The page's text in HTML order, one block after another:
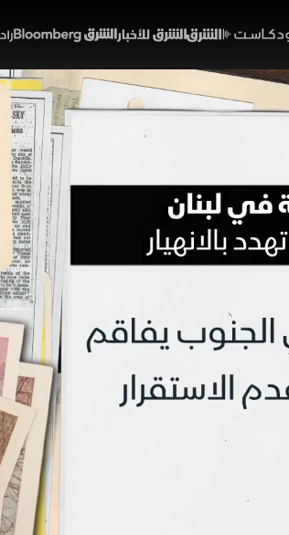
تهدد
وتمديده لاحقا، فإن التصعيد
ما بعد نهر الليطاني، ما يفاقم الأزمة
أي مسار فعلي للتعافي وإعادة